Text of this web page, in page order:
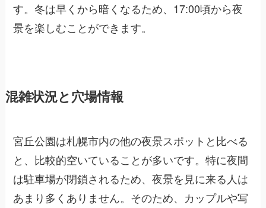
す。冬は早くから暗くなるため、17:00頃から夜
景を楽しむことができます。
混雑状況と穴場情報
宮丘公園は札幌市内の他の夜景スポットと比べる
と、比較的空いていることが多いです。特に夜間
は駐車場が閉鎖されるため、夜景を見に来る人は
あまり多くありません。そのため、カップルや写